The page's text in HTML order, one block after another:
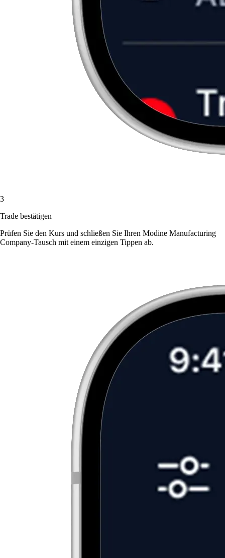
3
Trade bestätigen
Prüfen Sie den Kurs und schließen Sie Ihren Modine Manufacturing
Company-Tausch mit einem einzigen Tippen ab.